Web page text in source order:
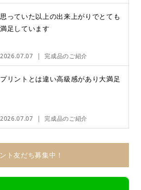
思っていた以上の出来上がりでとても
満足しています
2026.07.07 完成品のご紹介
プリントとは違い高級感があり大満足
2026.07.07 完成品のご紹介
ト友だち募集中！